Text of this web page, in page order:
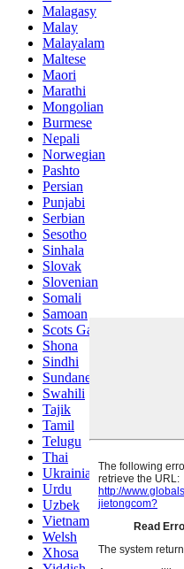
Malagasy
Malay
Malayalam
Maltese
Maori
Marathi
Mongolian
Burmese
Nepali
Norwegian
Pashto
Persian
Punjabi
Serbian
Sesotho
Sinhala
Slovak
Slovenian
Somali
Samoan
Scots Gaelic
Shona
Sindhi
Sundanese
Swahili
Tajik
Tamil
Telugu
Thai
Ukrainian
Urdu
Uzbek
Vietnamese
Welsh
Xhosa